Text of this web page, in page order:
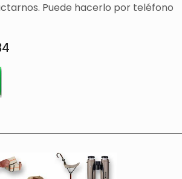
Puede hacerlo por teléfono